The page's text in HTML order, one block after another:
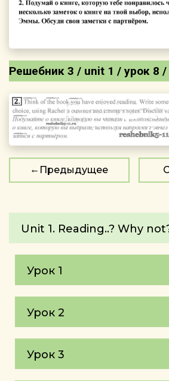
Решебник 3 / unit 1 / урок 8 /
Предыдущее
Unit 1. Reading..? Why
Урок 1
Урок 2
Урок 3